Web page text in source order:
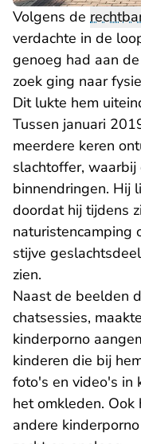
Volgens de
verdachte in de
genoeg had aan
zoek ging naar
Dit lukte hem
Tussen januari
meerdere keren
slachtoffer,
binnendringen. Hij
doordat hij tijdens
naturistencamping
stijve
zien.
Naast de beelden
chatsessies,
kinderporno
kinderen die bij
foto's en video's in
het omkleden.
andere